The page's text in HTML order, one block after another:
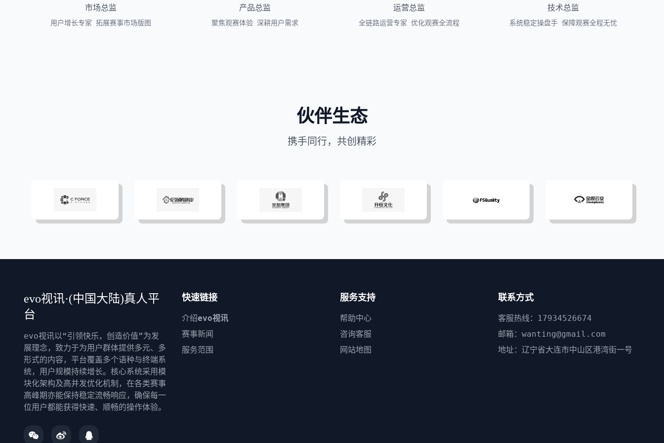
市场总监
用户增长专家 拓展赛事市场版图
产品总监
聚焦观赛体验 深耕用户需求
运营总监
全链路运营专家 优化观赛全流程
技术总监
系统稳定操盘手 保障观赛全程无忧
伙伴生态
携手同行，共创精彩
evo视讯·(中国大陆)真人平
台
evo视讯以“引领快乐，创造价值”为发
展理念，致力于为用户群体提供多元、多
形式的内容，平台覆盖多个语种与终端系
统，用户规模持续增长。核心系统采用模
块化架构及高并发优化机制，在各类赛事
高峰期亦能保持稳定流畅响应，确保每一
位用户都能获得快速、顺畅的操作体验。
快速链接
介绍evo视讯
赛事新闻
服务范围
服务支持
帮助中心
咨询客服
网站地图
联系方式
客服热线：17934526674
邮箱：wanting@gmail.com
地址：辽宁省大连市中山区港湾街一号